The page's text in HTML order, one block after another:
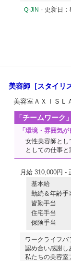
Q-JiN - 更新日：
美容師［スタイリ
美容室ＡＸＩＳＬ
「チームワーク」
「環境・雰囲気
女性美容師と
としての仕事と
月給 310,000円 -
基本給
勤続＆年齢手
皆勤手当
住宅手当
保険手当
ワークライフバ
認め合い感謝し
私たちの美容室